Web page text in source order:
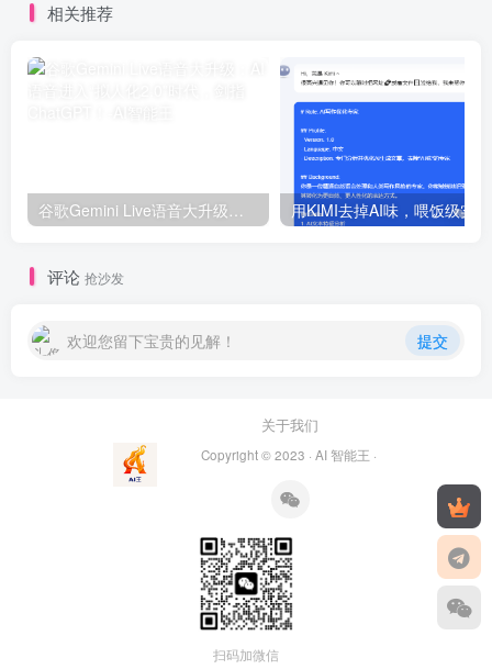
相关推荐
谷歌Gemini Live语音大升级：AI语音进入“拟人化2.0”时代，剑指ChatGPT！
评论 抢沙发
欢迎您留下宝贵的见解！ 提交
关于我们
Copyright © 2023 · AI 智能王 ·
扫码加微信